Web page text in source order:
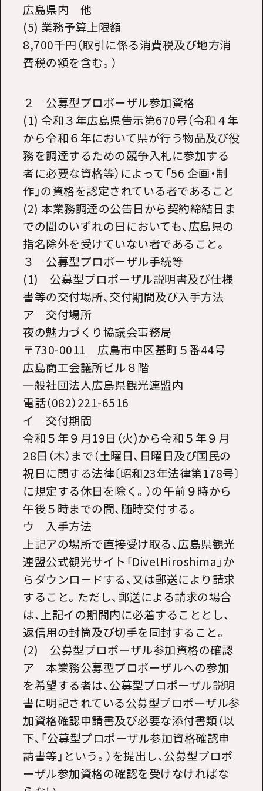
広島県内 他
(5) 業務予算上限額
8,700千円（取引に係る消費税及び地方消
費税の額を含む。）
２ 公募型プロポーザル参加資格
(1) 令和３年広島県告示第670号（令和４年
から令和６年において県が行う物品及び役
務を調達するための競争入札に参加する
者に必要な資格等）によって「56 企画・制
作」の資格を認定されている者であること
(2) 本業務調達の公告日から契約締結日ま
での間のいずれの日においても、広島県の
指名除外を受けていない者であること。
３ 公募型プロポーザル手続等
(1) 公募型プロポーザル説明書及び仕様
書等の交付場所、交付期間及び入手方法
ア 交付場所
夜の魅力づくり協議会事務局
〒730-0011 広島市中区基町５番44号
広島商工会議所ビル８階
一般社団法人広島県観光連盟内
電話（082）221-6516
イ 交付期間
令和５年９月19日（火)から令和５年９月
28日（木）まで（土曜日、日曜日及び国民の
祝日に関する法律〔昭和23年法律第178号〕
に規定する休日を除く。）の午前９時から
午後５時までの間、随時交付する。
ウ 入手方法
上記アの場所で直接受け取る、広島県観光
連盟公式観光サイト「Dive!Hiroshima」か
らダウンロードする、又は郵送により請求
すること。ただし、郵送による請求の場合
は、上記イの期間内に必着することとし、
返信用の封筒及び切手を同封すること。
(2) 公募型プロポーザル参加資格の確認
ア 本業務公募型プロポーザルへの参加
を希望する者は、公募型プロポーザル説明
書に明記されている公募型プロポーザル参
加資格確認申請書及び必要な添付書類（以
下、「公募型プロポーザル参加資格確認申
請書等」という。）を提出し、公募型プロポ
ーザル参加資格の確認を受けなければな